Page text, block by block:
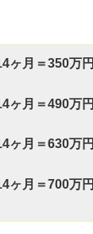
ヶ月＝350万円
ヶ月＝490万円
ヶ月＝630万円
ヶ月＝700万円